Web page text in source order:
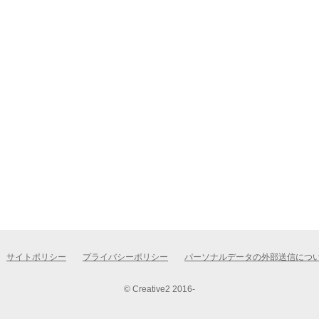
サイトポリシー プライバシーポリシー パーソナルデータの外部送信につ
© Creative2 2016-